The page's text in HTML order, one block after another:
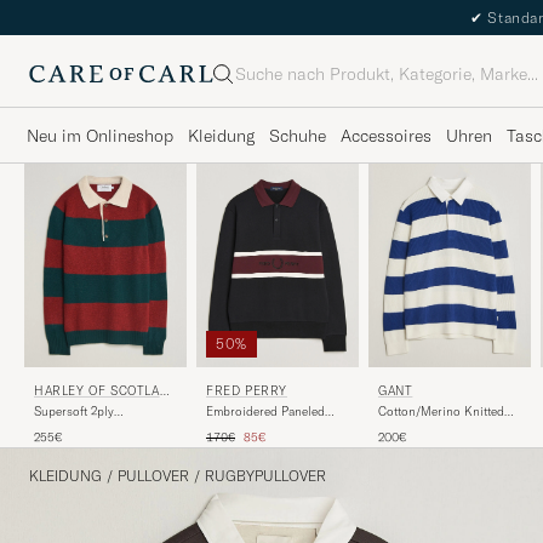
✔
Suche
Neu im Onlineshop Kleidung Schuhe Accessoires Uhren
HARLEY OF SCOTLAN
D
Supersoft 2ply
Green/Red
255€
50%
FRED PERRY
Embroidered Paneled
Regulärer Preis
170€ Reduzierter Preis
85€
GANT
Cotton/Merino Knitted
200€
KLEIDUNG / PULLOVER / RUGBYPULLOVER